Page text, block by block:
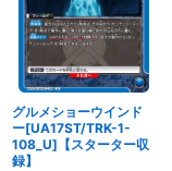
グルメショーウインド
ー[UA17ST/TRK-1-
108_U]【スターター収
録】